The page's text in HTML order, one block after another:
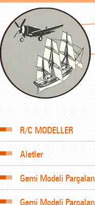
R/C MODELLER
Aletler
Gemi Modeli Parçaları
Gemi Modeli Parçaları